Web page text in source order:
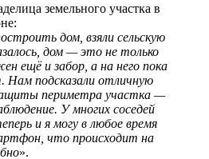
земельного участка в
дом, взяли сельскую
дом — это не только
ещё и забор, а на него пока
Нам подсказали отличную
периметра участка —
У многих соседей
и я могу в любое время
что происходит на
».